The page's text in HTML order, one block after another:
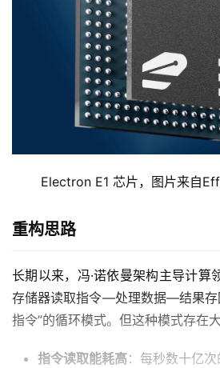
Electron E1 芯片，图片来自
重构思路
长期以来，冯·诺依曼架构主导计算
存储器读取指令—处理数据—结果
指令”的循环模式。但这种模式存在
指令读取能耗高：每秒数十亿